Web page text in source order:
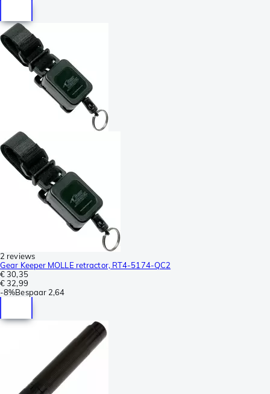
2 reviews
Gear Keeper MOLLE retractor, RT4-5174-QC2
€ 30,35
€ 32,99
-8%Bespaar 2,64